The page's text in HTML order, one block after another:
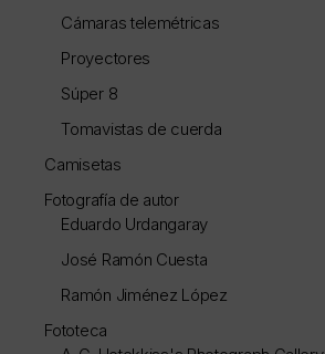
Cámaras telemétricas
Proyectores
Súper 8
Tomavistas de cuerda
Camisetas
Fotografía de autor
Eduardo Urdangaray
José Ramón Cuesta
Ramón Jiménez López
Fototeca